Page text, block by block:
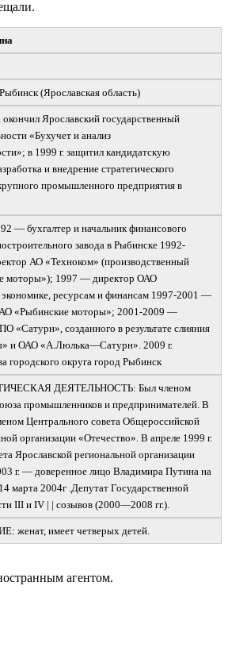
(Ярославская область)
Ярославский государственный
«Бухучет и анализ
в 1999 г. защитил кандидатскую
и внедрение стратегического
промышленного предприятия в
— бухгалтер и начальник финансового
завода в Рыбинске 1992-
АО «Техноком» (производственный
моторы»); 1997 — директор ОАО
ресурсам и финансам 1997-2001 —
«Рыбинские моторы»; 2001-2009 —
«Сатурн», созданного в результате слияния
и ОАО «А.Люлька—Сатурн». 2009 г.
городского округа город Рыбинск
ДЕЯТЕЛЬНОСТЬ: Был членом
промышленников и предпринимателей. В
Центрального совета Общероссийской
организации «Отечество». В апреле 1999 г.
Ярославской региональной организации
г. — доверенное лицо Владимира Путина на
марта 2004г .Депутат Государственной
III и IV | | созывов (2000—2008 гг.).
имеет четверых детей.
агентом.